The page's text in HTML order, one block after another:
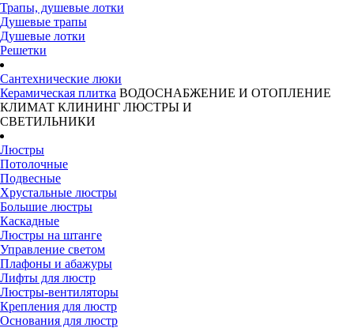
Трапы, душевые лотки
Душевые трапы
Душевые лотки
Решетки
Сантехнические люки
Керамическая плитка ВОДОСНАБЖЕНИЕ И ОТОПЛЕНИЕ
КЛИМАТ КЛИНИНГ ЛЮСТРЫ И
СВЕТИЛЬНИКИ
Люстры
Потолочные
Подвесные
Хрустальные люстры
Большие люстры
Каскадные
Люстры на штанге
Управление светом
Плафоны и абажуры
Лифты для люстр
Люстры-вентиляторы
Крепления для люстр
Основания для люстр